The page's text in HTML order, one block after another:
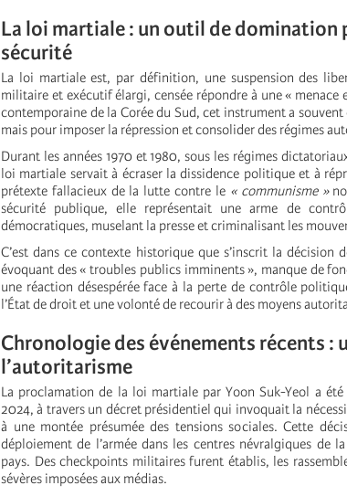
La loi martiale : un outil de
sécurité
La loi martiale est, par définition, une suspension des
militaire et exécutif élargi, censée répondre à une « menace
contemporaine de la Corée du Sud, cet instrument a
mais pour imposer la répression et consolider des régimes
Durant les années 1970 et 1980, sous les régimes
loi martiale servait à écraser la dissidence politique et à
prétexte fallacieux de la lutte contre le « communisme »
sécurité publique, elle représentait une arme de
démocratiques, muselant la presse et criminalisant les
C’est dans ce contexte historique que s’inscrit la décision
évoquant des « troubles publics imminents », manque de
une réaction désespérée face à la perte de contrôle
l’État de droit et une volonté de recourir à des moyens
Chronologie des événements récents :
l’autoritarisme
La proclamation de la loi martiale par Yoon Suk-Yeol a
2024, à travers un décret présidentiel qui invoquait la
à une montée présumée des tensions sociales. Cette
déploiement de l’armée dans les centres névralgiques de
pays. Des checkpoints militaires furent établis, les
sévères imposées aux médias.